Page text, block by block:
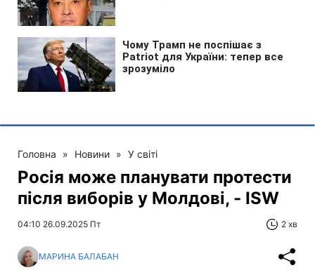
Головна » Новини » У світі
Росія може планувати протести
після виборів у Молдові, - ISW
04:10 26.09.2025 Пт 2 хв
МАРИНА БАЛАБАН